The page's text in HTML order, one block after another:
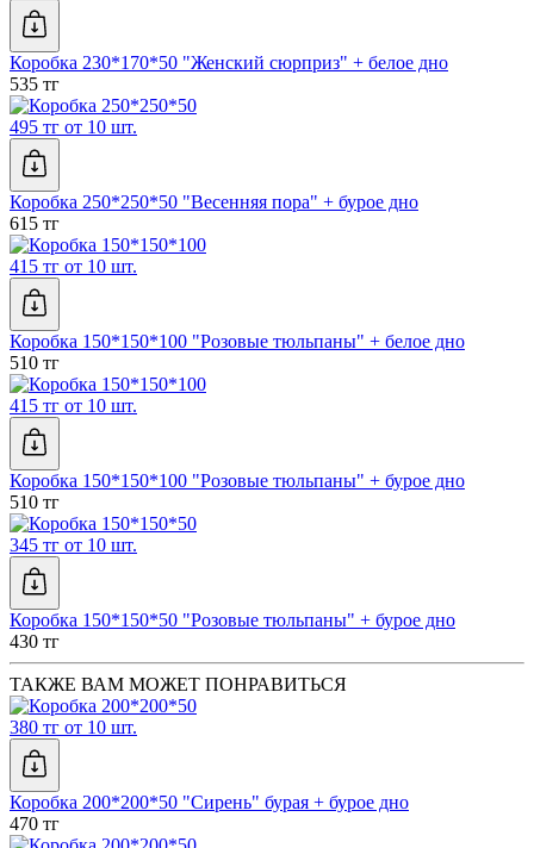
Коробка 230*170*50 "Женский сюрприз" + белое дно
535 тг
495 тг от 10 шт.
Коробка 250*250*50 "Весенняя пора" + бурое дно
615 тг
415 тг от 10 шт.
Коробка 150*150*100 "Розовые тюльпаны" + белое дно
510 тг
415 тг от 10 шт.
Коробка 150*150*100 "Розовые тюльпаны" + бурое дно
510 тг
345 тг от 10 шт.
Коробка 150*150*50 "Розовые тюльпаны" + бурое дно
430 тг
ТАКЖЕ ВАМ МОЖЕТ ПОНРАВИТЬСЯ
380 тг от 10 шт.
Коробка 200*200*50 "Сирень" бурая + бурое дно
470 тг